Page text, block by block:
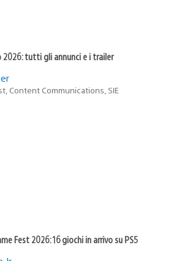
tutti gli annunci e i trailer
Content Communications, SIE
Fest 2026: 16 giochi in arrivo su PS5